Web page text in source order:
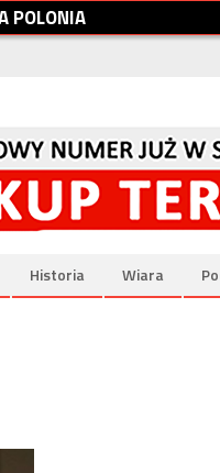
POLONIA
Historia Wiara